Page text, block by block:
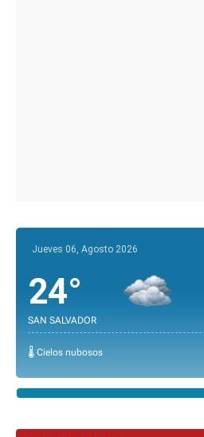
Jueves 06, Agosto 2026
24°
SAN SALVADOR
🌡️ Cielos nubosos